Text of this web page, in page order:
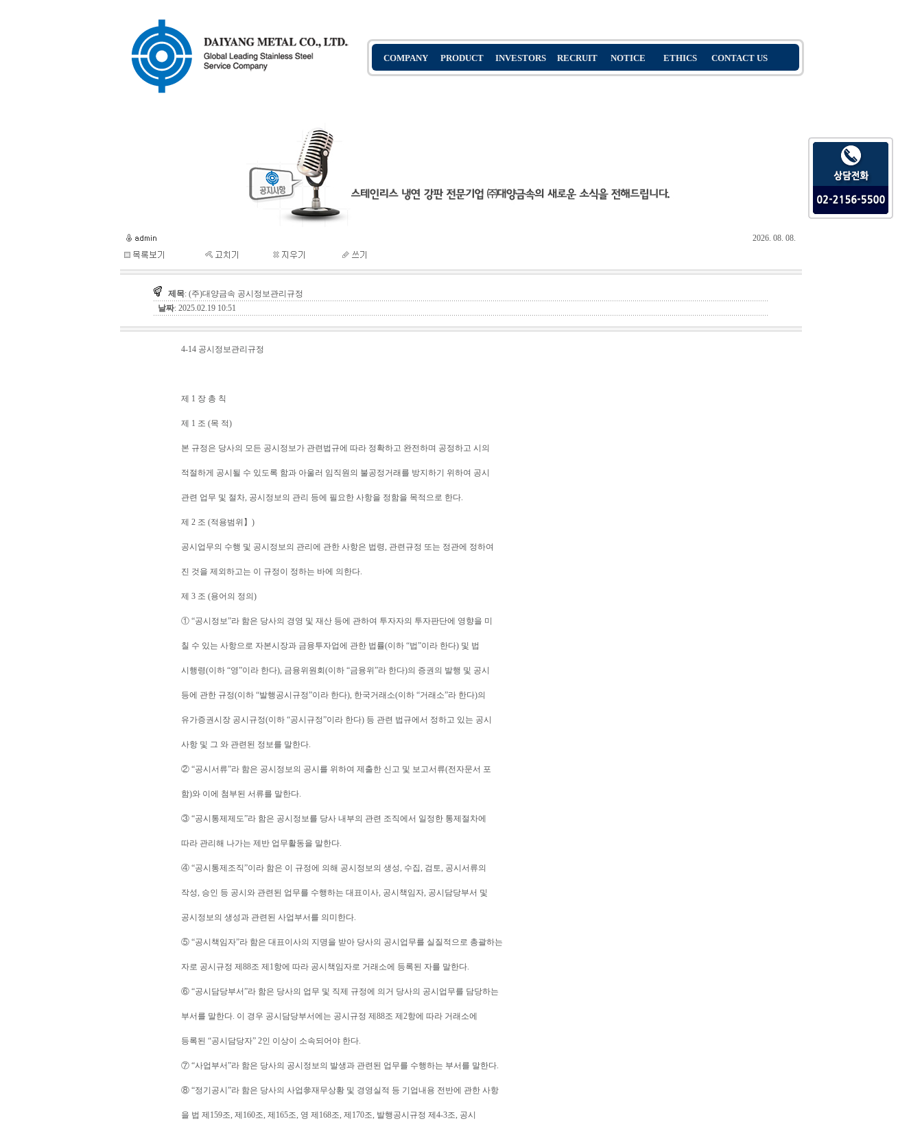
2026. 08. 08.
제목: (주)대양금속 공시정보관리규정
날짜: 2025.02.19 10:51
4-14 공시정보관리규정
제 1 장 총 칙
제 1 조 (목 적)
본 규정은 당사의 모든 공시정보가 관련법규에 따라 정확하고 완전하며 공정하고 시의
적절하게 공시될 수 있도록 함과 아울러 임직원의 불공정거래를 방지하기 위하여 공시
관련 업무 및 절차, 공시정보의 관리 등에 필요한 사항을 정함을 목적으로 한다.
제 2 조 (적용범위】)
공시업무의 수행 및 공시정보의 관리에 관한 사항은 법령, 관련규정 또는 정관에 정하여
진 것을 제외하고는 이 규정이 정하는 바에 의한다.
제 3 조 (용어의 정의)
① “공시정보”라 함은 당사의 경영 및 재산 등에 관하여 투자자의 투자판단에 영향을 미
칠 수 있는 사항으로 자본시장과 금융투자업에 관한 법률(이하 “법”이라 한다) 및 법
시행령(이하 “영”이라 한다), 금융위원회(이하 “금융위”라 한다)의 증권의 발행 및 공시
등에 관한 규정(이하 “발행공시규정”이라 한다), 한국거래소(이하 “거래소”라 한다)의
유가증권시장 공시규정(이하 “공시규정”이라 한다) 등 관련 법규에서 정하고 있는 공시
사항 및 그 와 관련된 정보를 말한다.
② “공시서류”라 함은 공시정보의 공시를 위하여 제출한 신고 및 보고서류(전자문서 포
함)와 이에 첨부된 서류를 말한다.
③ “공시통제제도”라 함은 공시정보를 당사 내부의 관련 조직에서 일정한 통제절차에
따라 관리해 나가는 제반 업무활동을 말한다.
④ “공시통제조직”이라 함은 이 규정에 의해 공시정보의 생성, 수집, 검토, 공시서류의
작성, 승인 등 공시와 관련된 업무를 수행하는 대표이사, 공시책임자, 공시담당부서 및
공시정보의 생성과 관련된 사업부서를 의미한다.
⑤ “공시책임자”라 함은 대표이사의 지명을 받아 당사의 공시업무를 실질적으로 총괄하는
자로 공시규정 제88조 제1항에 따라 공시책임자로 거래소에 등록된 자를 말한다.
⑥ “공시담당부서”라 함은 당사의 업무 및 직제 규정에 의거 당사의 공시업무를 담당하는
부서를 말한다. 이 경우 공시담당부서에는 공시규정 제88조 제2항에 따라 거래소에
등록된 “공시담당자” 2인 이상이 소속되어야 한다.
⑦ “사업부서”라 함은 당사의 공시정보의 발생과 관련된 업무를 수행하는 부서를 말한다.
⑧ “정기공시”라 함은 당사의 사업參재무상황 및 경영실적 등 기업내용 전반에 관한 사항
을 법 제159조, 제160조, 제165조, 영 제168조, 제170조, 발행공시규정 제4-3조, 공시